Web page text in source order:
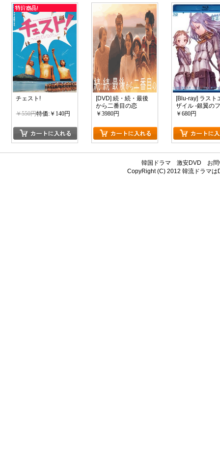
チェスト!
￥550円特価:￥140円
[DVD] 続・続・最後
から二番目の恋
￥3980円
[Blu-ray] ラスト
ザイル -銀翼の
ム- No.05
￥680円
韓国ドラマ 激安DVD
お
CopyRight (C) 2012韓流ドラマは